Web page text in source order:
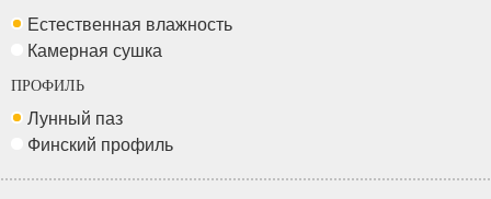
Естественная влажность
Камерная сушка
ПРОФИЛЬ
Лунный паз
Финский профиль